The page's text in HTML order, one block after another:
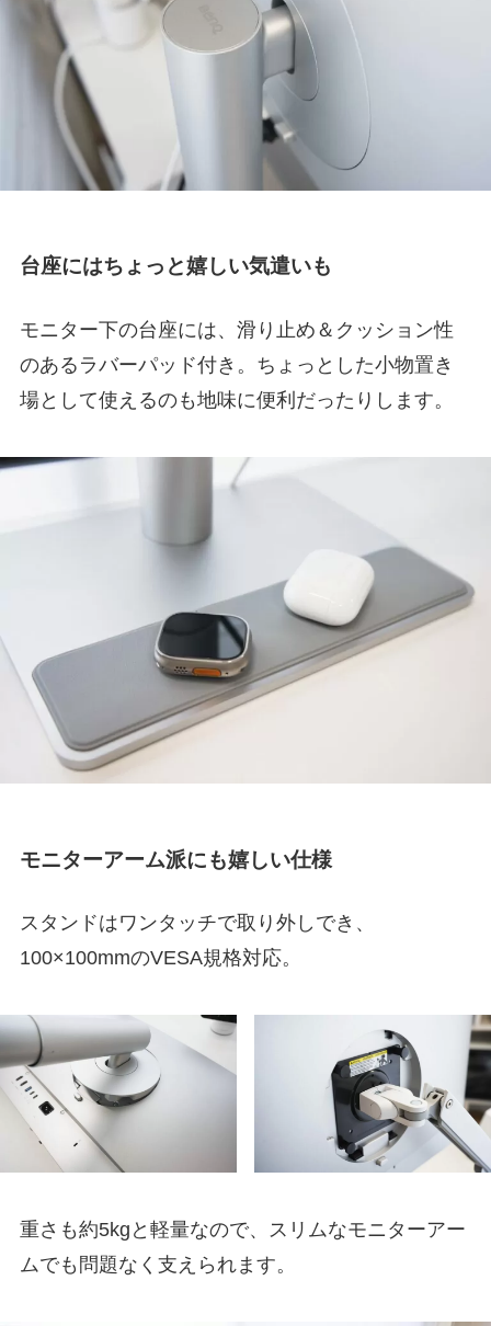
台座にはちょっと嬉しい気遣いも
モニター下の台座には、滑り止め＆クッション性
のあるラバーパッド付き。ちょっとした小物置き
場として使えるのも地味に便利だったりします。
モニターアーム派にも嬉しい仕様
スタンドはワンタッチで取り外しでき、
100×100mmのVESA規格対応。
重さも約5kgと軽量なので、スリムなモニターアー
ムでも問題なく支えられます。